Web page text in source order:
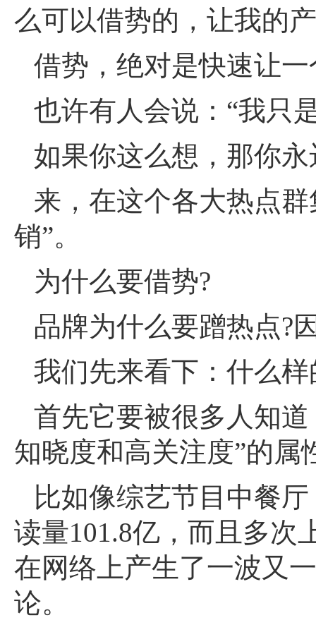
么可以借势的，让我的
借势，绝对是快速让
也许有人会说：“我只
如果你这么想，那你
来，在这个各大热点
销”。
为什么要借势?
品牌为什么要蹭热点?
我们先来看下：什么
首先它要被很多人知
知晓度和高关注度”的属
比如像综艺节目中餐
读量101.8亿，而且多次
在网络上产生了一波又
论。